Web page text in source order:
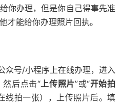
你办理，但是你自己得事先准
才能给你办理照片回执。
众号/小程序上在线办理，进入
后点击“上传照片”或“开始拍
线拍一张），上传照片后。填